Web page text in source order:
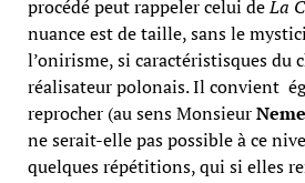
procédé peut rappeler celui deLa
nuance est de taille, sans le
l’onirisme, si caractéristisques du
réalisateur polonais. Il convient
reprocher (au sens Monsieur
ne serait-elle pas possible à ce
quelques répétitions, qui si elles